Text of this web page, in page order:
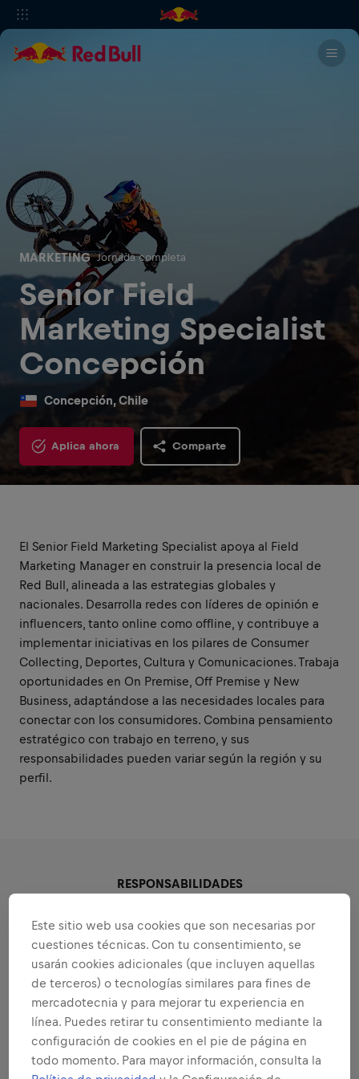
MARKETING Jornada completa
Senior Field
Marketing Specialist
Concepción
Concepción, Chile
Aplica ahora Comparte
El Senior Field Marketing Specialist apoya al Field
Marketing Manager en construir la presencia local de
Red Bull, alineada a las estrategias globales y
nacionales. Desarrolla redes con líderes de opinión e
influencers, tanto online como offline, y contribuye a
implementar iniciativas en los pilares de Consumer
Collecting, Deportes, Cultura y Comunicaciones. Trabaja
oportunidades en On Premise, Off Premise y New
Business, adaptándose a las necesidades locales para
conectar con los consumidores. Combina pensamiento
estratégico con trabajo en terreno, y sus
responsabilidades pueden variar según la región y su
perfil.
RESPONSABILIDADES
Áreas que se adaptan a tus
fortalezas
Todas las responsabilidades que te
confiaremos:
Ampliar todas
STRATEGIC DIRECTION & BRAND
Este sitio web usa cookies que son necesarias por
cuestiones técnicas. Con tu consentimiento, se
usarán cookies adicionales (que incluyen aquellas
de terceros) o tecnologías similares para fines de
mercadotecnia y para mejorar tu experiencia en
línea. Puedes retirar tu consentimiento mediante la
configuración de cookies en el pie de página en
todo momento. Para mayor información, consulta la